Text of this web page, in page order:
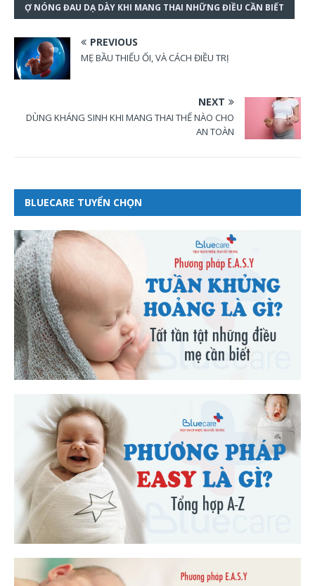
Ợ NÓNG ĐAU DẠ DÀY KHI MANG THAI NHỮNG ĐIỀU CẦN BIẾT
PREVIOUS
MẸ BẦU THIẾU ỐI, VÀ CÁCH ĐIỀU TRỊ
NEXT
DÙNG KHÁNG SINH KHI MANG THAI THẾ NÀO CHO
AN TOÀN
BLUECARE TUYỂN CHỌN